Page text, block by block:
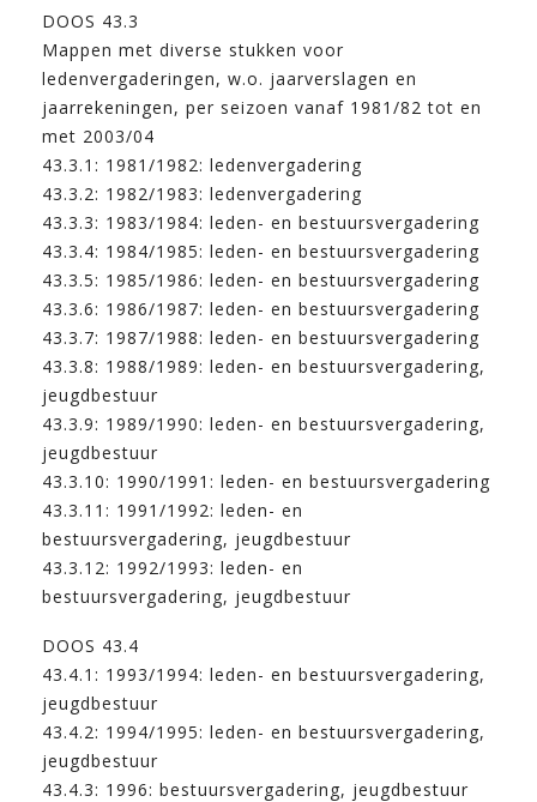
DOOS 43.3
Mappen met diverse stukken voor
ledenvergaderingen, w.o. jaarverslagen en
jaarrekeningen, per seizoen vanaf 1981/82 tot en
met 2003/04
43.3.1: 1981/1982: ledenvergadering
43.3.2: 1982/1983: ledenvergadering
43.3.3: 1983/1984: leden- en bestuursvergadering
43.3.4: 1984/1985: leden- en bestuursvergadering
43.3.5: 1985/1986: leden- en bestuursvergadering
43.3.6: 1986/1987: leden- en bestuursvergadering
43.3.7: 1987/1988: leden- en bestuursvergadering
43.3.8: 1988/1989: leden- en bestuursvergadering,
jeugdbestuur
43.3.9: 1989/1990: leden- en bestuursvergadering,
jeugdbestuur
43.3.10: 1990/1991: leden- en bestuursvergadering
43.3.11: 1991/1992: leden- en
bestuursvergadering, jeugdbestuur
43.3.12: 1992/1993: leden- en
bestuursvergadering, jeugdbestuur
DOOS 43.4
43.4.1: 1993/1994: leden- en bestuursvergadering,
jeugdbestuur
43.4.2: 1994/1995: leden- en bestuursvergadering,
jeugdbestuur
43.4.3: 1996: bestuursvergadering, jeugdbestuur